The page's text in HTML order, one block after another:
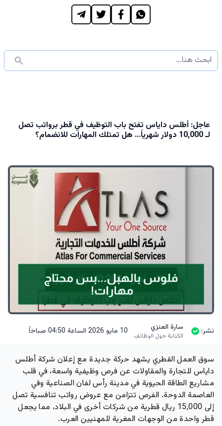
عاجل: أطلس داياس تفتح باب التوظيف في قطر برواتب تصل
لـ 10,000 دولار شهرياً... هل تمتلك المهارات للانضمام؟
نشر: سارة العنزي
الكتابة حول الوظائف 10 مايو 2026 الساعة 04:50 صباحاً
سوق العمل القطري يشهد حركة جديدة مع إعلان شركة أطلس
داياس للتجارة والمقاولات عن فرص وظيفية واسعة، في قلب
مشاريع الطاقة الحيوية في مدينة رأس لفان الصناعية وفي
العاصمة الدوحة. الفرص تتزامن مع عروض رواتب تنافسية تصل
إلى 15,000 ريال قطرية من شركات أخرى في البلاد، مما يجعل
قطر واحدة من الوجهات المغرية للمهنيين العرب.